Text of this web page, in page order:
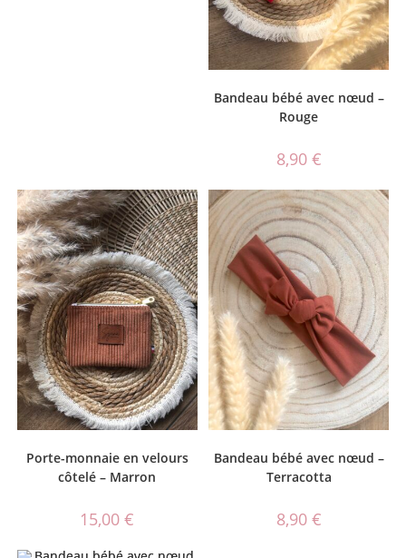
Bandeau bébé avec nœud –
Rouge
8,90 €
Porte-monnaie en velours
côtelé – Marron
15,00€
Bandeau bébé avec nœud –
Terracotta
8,90 €